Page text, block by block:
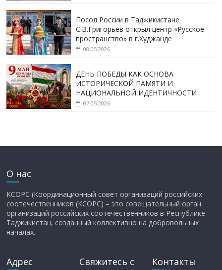
Посол России в Таджикистане
С.В.Григорьев открыл центр «Русское
пространство» в г.Худжанде
08.05.2026
ДЕНЬ ПОБЕДЫ КАК ОСНОВА
ИСТОРИЧЕСКОЙ ПАМЯТИ И
НАЦИОНАЛЬНОЙ ИДЕНТИЧНОСТИ
07.05.2026
О нас
КСОРС (Координационный совет организаций российских
соотечественников (КСОРС) – это совещательный орган
организаций российских соотечественников в Республике
Таджикистан, созданный коллективно на добровольных
началах.
Адрес
Свяжитесь с
Контакты